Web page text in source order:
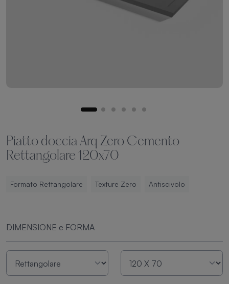
Piatto doccia Arq Zero Cemento
Rettangolare 120x70
Formato Rettangolare Texture Zero Antiscivolo
DIMENSIONE e FORMA